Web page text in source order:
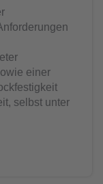
einer
selbst unter